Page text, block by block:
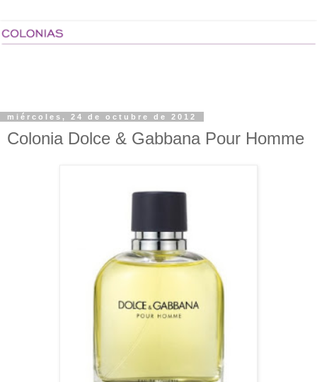
miércoles, 24 de octubre de 2012
Colonia Dolce & Gabbana Pour Homme